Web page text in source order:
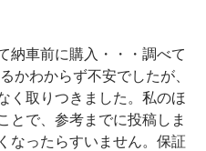
納車前に購入・・・調べて
かわからず不安でしたが、
く取りつきました。私のほ
とで、参考までに投稿しま
なったらすいません。保証